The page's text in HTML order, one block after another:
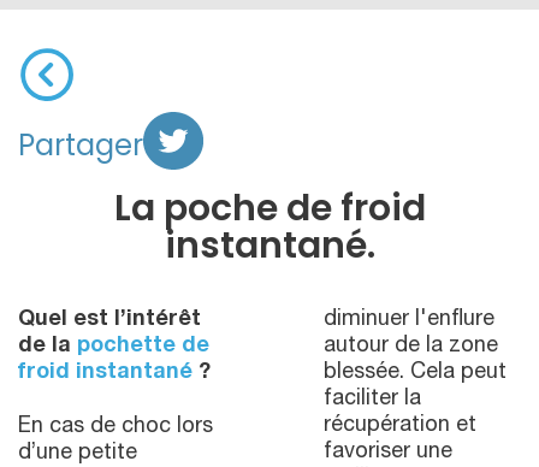
Partager
La poche de froid
instantané.
Quel est l’intérêt
de la pochette de
froid instantané ?
En cas de choc lors
d’une petite
diminuer l'enflure
autour de la zone
blessée. Cela peut
faciliter la
récupération et
favoriser une